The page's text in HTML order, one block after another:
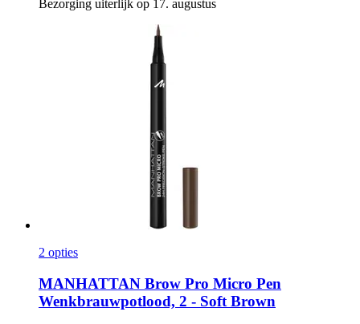
Bezorging uiterlijk op 17. augustus
2 opties
MANHATTAN Brow Pro Micro Pen
Wenkbrauwpotlood, 2 -​ Soft Brown